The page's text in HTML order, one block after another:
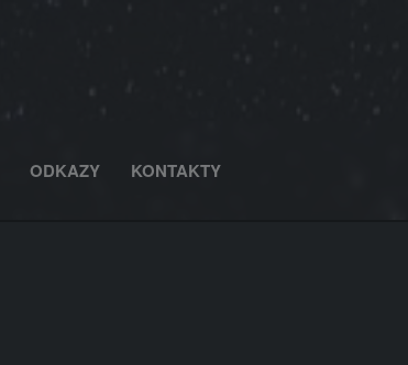
ODKAZY KONTAKTY